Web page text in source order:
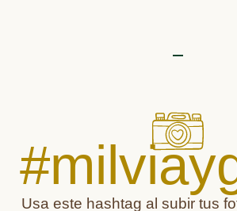
Usa este hashtag al subir tus